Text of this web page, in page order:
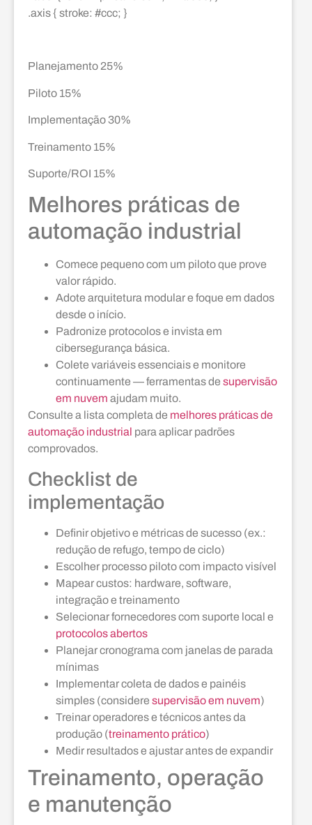
.axis { stroke: #ccc; }
Planejamento 25%
Piloto 15%
Implementação 30%
Treinamento 15%
Suporte/ROI 15%
Melhores práticas de
automação industrial
Comece pequeno com um piloto que prove
valor rápido.
Adote arquitetura modular e foque em dados
desde o início.
Padronize protocolos e invista em
cibersegurança básica.
Colete variáveis essenciais e monitore
continuamente — ferramentas de supervisão
em nuvem ajudam muito.
Consulte a lista completa de melhores práticas de
automação industrial para aplicar padrões
comprovados.
Checklist de
implementação
Definir objetivo e métricas de sucesso (ex.:
redução de refugo, tempo de ciclo)
Escolher processo piloto com impacto visível
Mapear custos: hardware, software,
integração e treinamento
Selecionar fornecedores com suporte local e
protocolos abertos
Planejar cronograma com janelas de parada
mínimas
Implementar coleta de dados e painéis
simples (considere supervisão em nuvem)
Treinar operadores e técnicos antes da
produção (treinamento prático)
Medir resultados e ajustar antes de expandir
Treinamento, operação
e manutenção